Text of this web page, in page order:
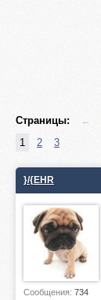
Страницы: ←
1
2 3
}/{EHR
Сообщения: 734